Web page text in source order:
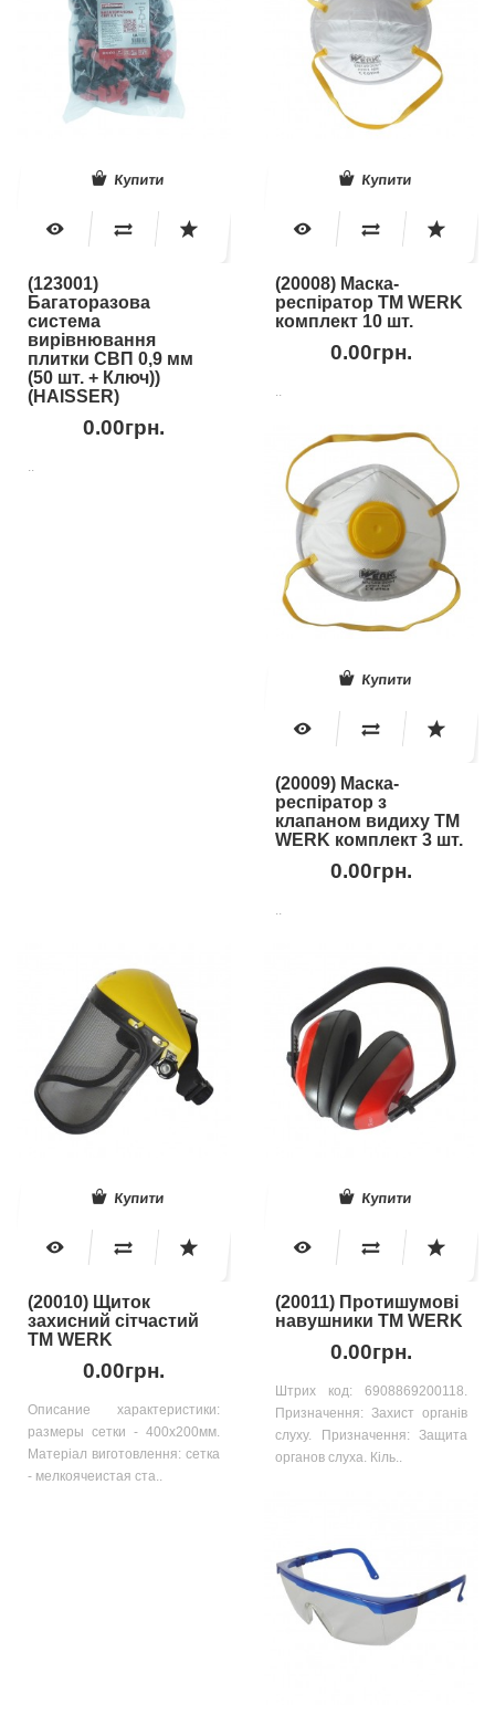
Купити
(123001)
Багаторазова
система
вирівнювання
плитки СВП 0,9 мм
(50 шт. + Ключ))
(HAISSER)
0.00грн.
..
Купити
(20008) Маска-
респіратор ТМ WERK
комплект 10 шт.
0.00грн.
..
Купити
(20009) Маска-
респіратор з
клапаном видиху ТМ
WERK комплект 3 шт.
0.00грн.
..
Купити
(20010) Щиток
захисний сітчаcтий
ТМ WERK
0.00грн.
Описание характеристики:
размеры сетки - 400x200мм.
Матеріал виготовлення: сетка
- мелкоячеистая ста..
Купити
(20011) Протишумові
навушники ТМ WERK
0.00грн.
Штрих код: 6908869200118.
Призначення: Захист органів
слуху. Призначення: Защита
органов слуха. Кіль..